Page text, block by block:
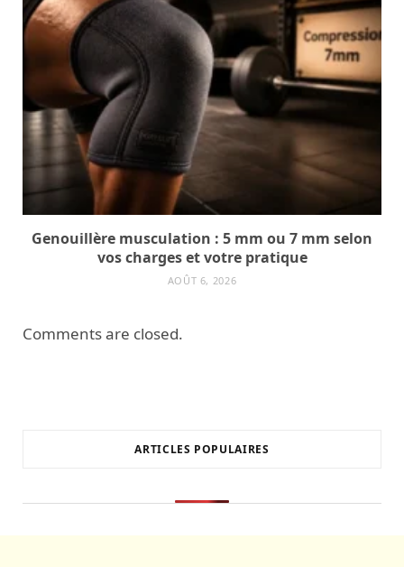
Genouillère musculation : 5 mm ou 7 mm selon
vos charges et votre pratique
AOÛT 6, 2026
Comments are closed.
ARTICLES POPULAIRES